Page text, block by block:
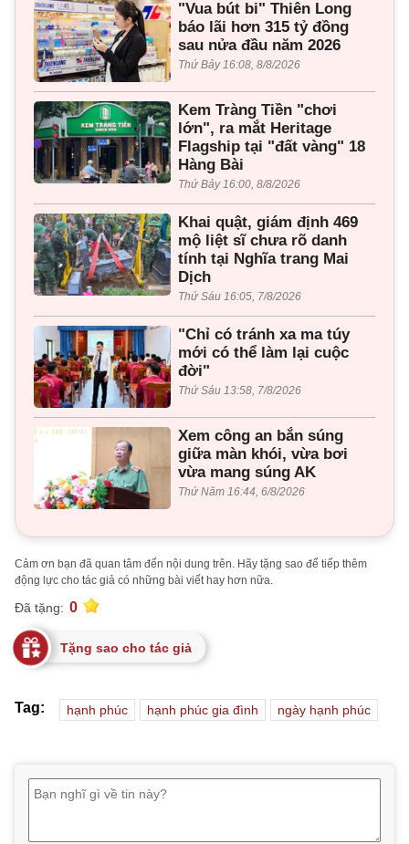
"Vua bút bi" Thiên Long
báo lãi hơn 315 tỷ đồng
sau nửa đầu năm 2026
Thứ Bảy 16:08, 8/8/2026
Kem Tràng Tiền "chơi
lớn", ra mắt Heritage
Flagship tại "đất vàng" 18
Hàng Bài
Thứ Bảy 16:00, 8/8/2026
Khai quật, giám định 469
mộ liệt sĩ chưa rõ danh
tính tại Nghĩa trang Mai
Dịch
Thứ Sáu 16:05, 7/8/2026
"Chỉ có tránh xa ma túy
mới có thể làm lại cuộc
đời"
Thứ Sáu 13:58, 7/8/2026
Xem công an bắn súng
giữa màn khói, vừa bơi
vừa mang súng AK
Thứ Năm 16:44, 6/8/2026
Cảm ơn bạn đã quan tâm đến nội dung trên. Hãy tặng sao để tiếp thêm
động lực cho tác giả có những bài viết hay hơn nữa.
Đã tặng: 0
Tặng sao cho tác giả
Tag: hạnh phúc hạnh phúc gia đình ngày hạnh phúc